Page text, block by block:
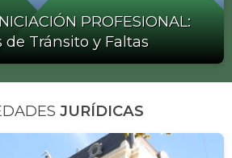
PROFESIONAL:
de Tránsito y Faltas
JURÍDICAS